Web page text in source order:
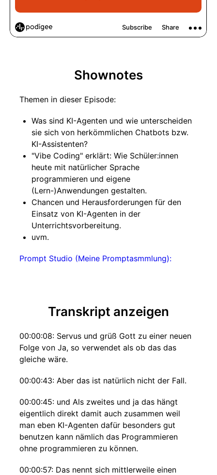
Shownotes
Themen in dieser Episode:
Was sind KI-Agenten und wie unterscheiden
sie sich von herkömmlichen Chatbots bzw.
KI-Assistenten?
"Vibe Coding" erklärt: Wie Schüler:innen
heute mit natürlicher Sprache
programmieren und eigene
(Lern-)Anwendungen gestalten.
Chancen und Herausforderungen für den
Einsatz von KI-Agenten in der
Unterrichtsvorbereitung.
uvm.
Prompt Studio (Meine Promptasmmlung):
Transkript anzeigen
00:00:08: Servus und grüß Gott zu einer neuen
Folge von Ja, so verwendet als ob das das
gleiche wäre.
00:00:43: Aber das ist natürlich nicht der Fall.
00:00:45: und Als zweites und ja das hängt
eigentlich direkt damit auch zusammen weil
man eben KI-Agenten dafür besonders gut
benutzen kann nämlich das Programmieren
ohne programmieren zu können.
00:00:57: Das nennt sich mittlerweile einen